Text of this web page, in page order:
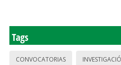
Tags
CONVOCATORIAS